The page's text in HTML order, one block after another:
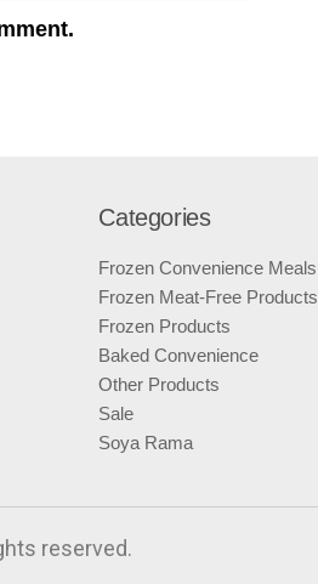
Categories
Frozen Convenience Meals
Frozen Meat-Free Products
Frozen Products
Baked Convenience
Other Products
Sale
Soya Rama
reserved.